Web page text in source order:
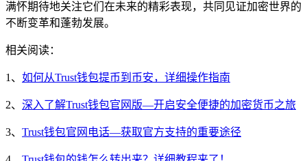
满怀期待地关注它们在未来的精彩表现，共同见证加密世界的
不断变革和蓬勃发展。
相关阅读：
1、 如何从Trust钱包提币到币安，详细操作指南
2、 深入了解Trust钱包官网版—开启安全便捷的加密货币之旅
3、 Trust钱包官网电话—获取官方支持的重要途径